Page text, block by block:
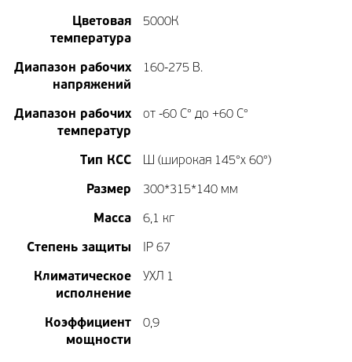
Цветовая
температура
5000К
Диапазон рабочих
напряжений
160-275 В.
Диапазон рабочих
температур
от -60 С° до +60 С°
Тип КСС Ш (широкая 145°х 60°)
Размер 300*315*140 мм
Масса 6,1 кг
Степень защиты IP 67
Климатическое
исполнение
УХЛ 1
Коэффициент
мощности
0,9